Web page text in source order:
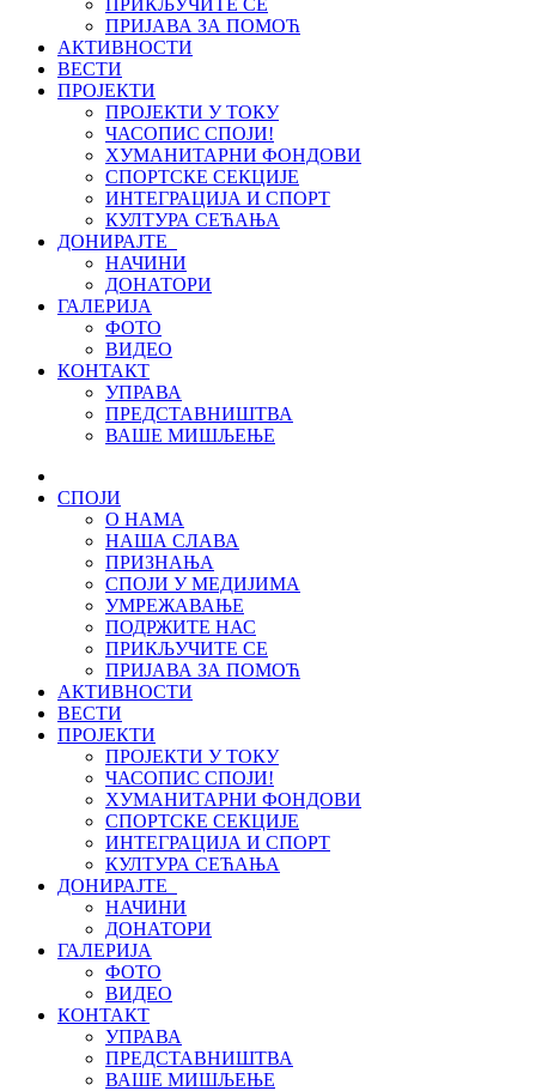
ПРИЈАВА ЗА ПОМОЋ
АКТИВНОСТИ
ВЕСТИ
ПРОЈЕКТИ
ПРОЈЕКТИ У ТОКУ
ЧАСОПИС СПОЈИ!
ХУМАНИТАРНИ ФОНДОВИ
СПОРТСКЕ СЕКЦИЈЕ
ИНТЕГРАЦИЈА И СПОРТ
КУЛТУРА СЕЋАЊА
ДОНИРАЈТЕ
НАЧИНИ
ДОНАТОРИ
ГАЛЕРИЈА
ФОТО
ВИДЕО
КОНТАКТ
УПРАВА
ПРЕДСТАВНИШТВА
ВАШЕ МИШЉЕЊЕ
СПОЈИ
О НАМА
НАША СЛАВА
ПРИЗНАЊА
СПОЈИ У МЕДИЈИМА
УМРЕЖАВАЊЕ
ПОДРЖИТЕ НАС
ПРИКЉУЧИТЕ СЕ
ПРИЈАВА ЗА ПОМОЋ
АКТИВНОСТИ
ВЕСТИ
ПРОЈЕКТИ
ПРОЈЕКТИ У ТОКУ
ЧАСОПИС СПОЈИ!
ХУМАНИТАРНИ ФОНДОВИ
СПОРТСКЕ СЕКЦИЈЕ
ИНТЕГРАЦИЈА И СПОРТ
КУЛТУРА СЕЋАЊА
ДОНИРАЈТЕ
НАЧИНИ
ДОНАТОРИ
ГАЛЕРИЈА
ФОТО
ВИДЕО
КОНТАКТ
УПРАВА
ПРЕДСТАВНИШТВА
ВАШЕ МИШЉЕЊЕ